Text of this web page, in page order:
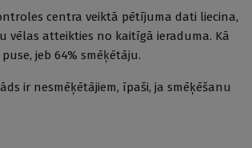
centra veiktā pētījuma dati liecina,
vēlas atteikties no kaitīgā ieraduma. Kā
jeb 64% smēķētāju.
ir nesmēķētājiem, īpaši, ja smēķēšanu